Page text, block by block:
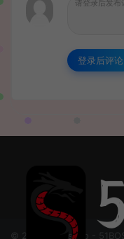
登录后评论
© 2024 51boshao -